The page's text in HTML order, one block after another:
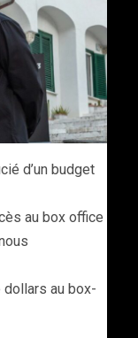
d’un budget
au box office
dollars au box-